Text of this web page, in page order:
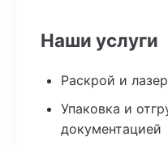
Наши услуги
Раскрой и
Упаковка и
документацией